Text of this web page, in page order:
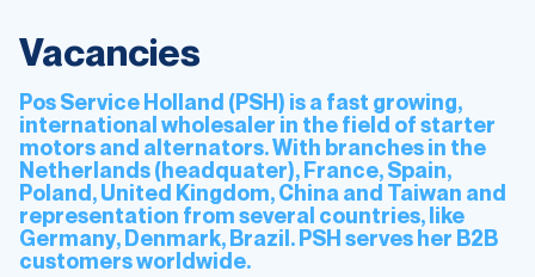
Vacancies
Pos Service Holland (PSH) is a fast growing,
international wholesaler in the field of starter
motors and alternators. With branches in the
Netherlands (headquater), France, Spain,
Poland, United Kingdom, China and Taiwan and
representation from several countries, like
Germany, Denmark, Brazil. PSH serves her B2B
customers worldwide.